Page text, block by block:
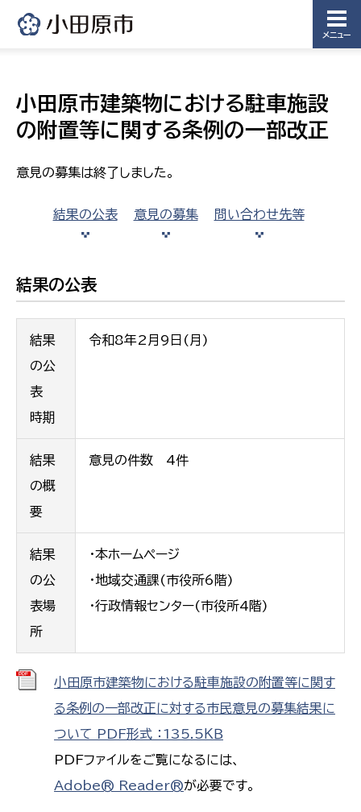
メニュー
小田原市建築物における駐車施設
の附置等に関する条例の一部改正
意見の募集は終了しました。
結果の公表 意見の募集 問い合わせ先等
結果の公表
結果
の公
表
時期
令和8年2月9日(月)
結果
の概
要
意見の件数 4件
結果
の公
表場
所
・本ホームページ
・地域交通課(市役所6階)
・行政情報センター(市役所4階)
小田原市建築物における駐車施設の附置等に関す
る条例の一部改正に対する市民意見の募集結果に
ついて PDF形式 ：135.5ＫＢ
PDFファイルをご覧になるには、
Adobe® Reader®が必要です。